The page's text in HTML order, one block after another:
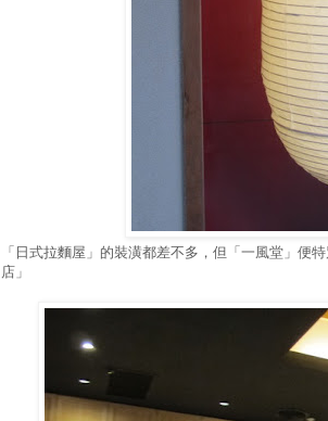
「日式拉麵屋」的裝潢都差不多，但「一風堂」便
店」